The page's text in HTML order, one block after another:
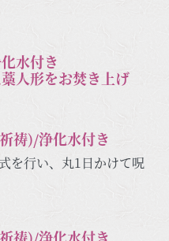
水付き
人形をお焚き上げ
祷)/浄化水付き
を行い、丸1日かけて呪